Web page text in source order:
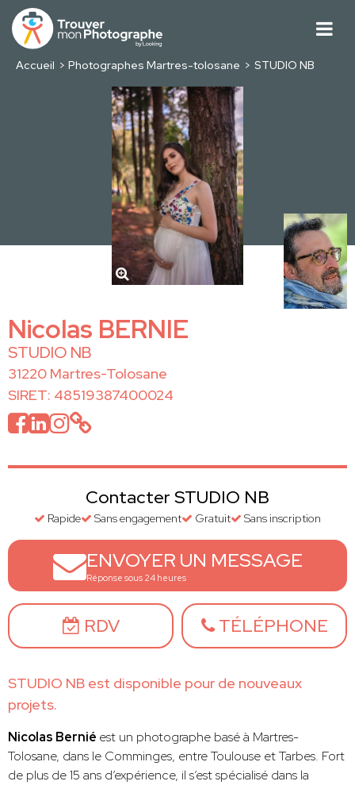
Accueil Photographes Martres-tolosane STUDIO NB
Nicolas BERNIE
STUDIO NB
31220 Martres-Tolosane
SIRET: 48519387400024
Contacter STUDIO NB
Rapide Sans engagement Gratuit Sans inscription
ENVOYER UN MESSAGE
Réponse sous 24 heures
RDV TÉLÉPHONE
STUDIO NB est disponible pour de nouveaux
projets.
Nicolas Bernié est un photographe basé à Martres-
Tolosane, dans le Comminges, entre Toulouse et Tarbes. Fort
de plus de 15 ans d’expérience, il s’est spécialisé dans la